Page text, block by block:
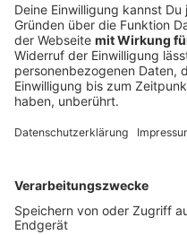
Nutzung des
Video
Mehr
Ihr möchtet gerne
Problem! Wie ihr wirklich
Papptellern basteln